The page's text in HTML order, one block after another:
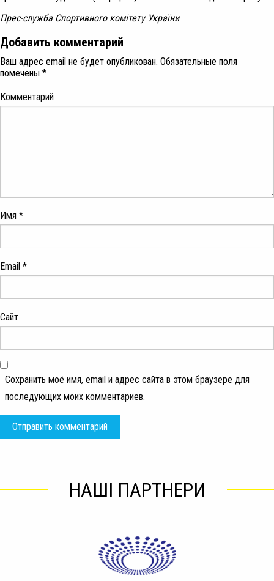
Прес-служба Спортивного комітету України
Добавить комментарий
Ваш адрес email не будет опубликован. Обязательные поля
помечены *
Комментарий
Имя *
Email *
Сайт
Сохранить моё имя, email и адрес сайта в этом браузере для
последующих моих комментариев.
НАШІ ПАРТНЕРИ